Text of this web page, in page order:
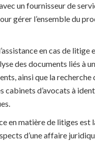
un fournisseur de
gérer l’ensemble du
en cas de litige
des documents liés à
ainsi que la
cabinets d’avocats à
en matière de litiges est
d’une affaire